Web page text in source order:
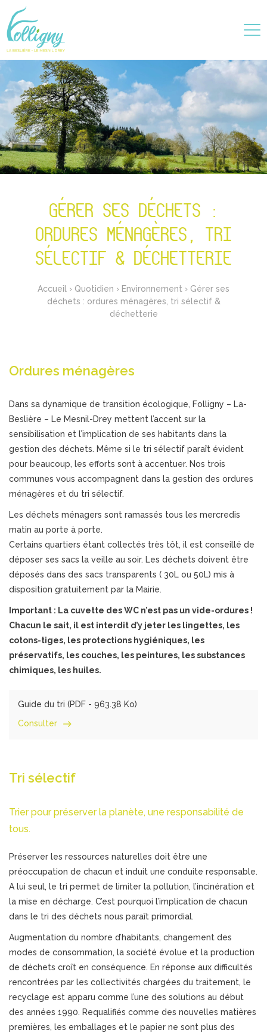
GÉRER SES DÉCHETS :
ORDURES MÉNAGÈRES, TRI
SÉLECTIF & DÉCHETTERIE
Accueil › Quotidien › Environnement › Gérer ses
déchets : ordures ménagères, tri sélectif &
déchetterie
Ordures ménagères
Dans sa dynamique de transition écologique, Folligny – La-
Beslière – Le Mesnil-Drey mettent l’accent sur la
sensibilisation et l’implication de ses habitants dans la
gestion des déchets. Même si le tri sélectif paraît évident
pour beaucoup, les efforts sont à accentuer. Nos trois
communes vous accompagnent dans la gestion des ordures
ménagères et du tri sélectif.
Les déchets ménagers sont ramassés tous les mercredis
matin au porte à porte.
Certains quartiers étant collectés très tôt, il est conseillé de
déposer ses sacs la veille au soir. Les déchets doivent être
déposés dans des sacs transparents ( 30L ou 50L) mis à
disposition gratuitement par la Mairie.
Important : La cuvette des WC n’est pas un vide-ordures !
Chacun le sait, il est interdit d’y jeter les lingettes, les
cotons-tiges, les protections hygiéniques, les
préservatifs, les couches, les peintures, les substances
chimiques, les huiles.
Guide du tri (PDF - 963.38 Ko)
Consulter
Tri sélectif
Trier pour préserver la planète, une responsabilité de
tous.
Préserver les ressources naturelles doit être une
préoccupation de chacun et induit une conduite responsable.
A lui seul, le tri permet de limiter la pollution, l’incinération et
la mise en décharge. C’est pourquoi l’implication de chacun
dans le tri des déchets nous paraît primordial.
Augmentation du nombre d’habitants, changement des
modes de consommation, la société évolue et la production
de déchets croît en conséquence. En réponse aux difficultés
rencontrées par les collectivités chargées du traitement, le
recyclage est apparu comme l’une des solutions au début
des années 1990. Requalifiés comme des nouvelles matières
premières, les emballages et le papier ne sont plus des